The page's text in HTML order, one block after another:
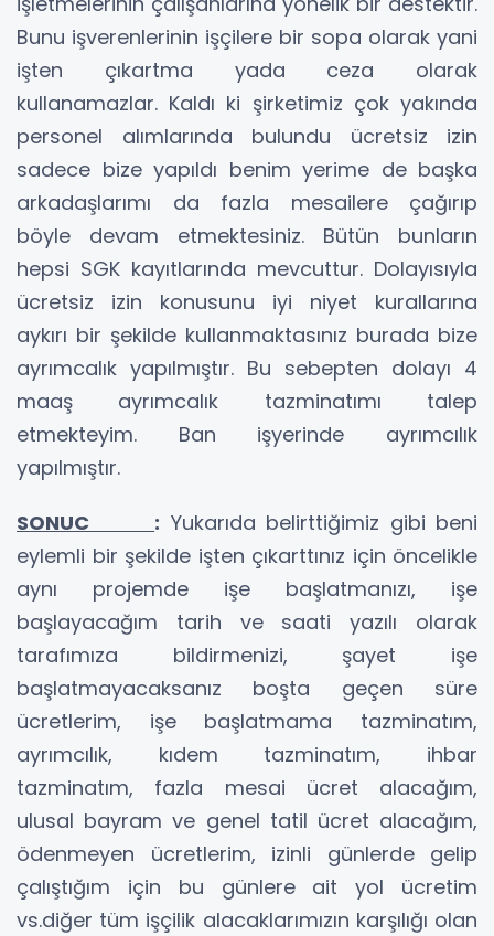
Bunu işverenlerinin işçilere bir sopa olarak yani
işten çıkartma yada ceza olarak
kullanamazlar. Kaldı ki şirketimiz çok yakında
personel alımlarında bulundu ücretsiz izin
sadece bize yapıldı benim yerime de başka
arkadaşlarımı da fazla mesailere çağırıp
böyle devam etmektesiniz. Bütün bunların
hepsi SGK kayıtlarında mevcuttur. Dolayısıyla
ücretsiz izin konusunu iyi niyet kurallarına
aykırı bir şekilde kullanmaktasınız burada bize
ayrımcalık yapılmıştır. Bu sebepten dolayı 4
maaş ayrımcalık tazminatımı talep
etmekteyim. Ban işyerinde ayrımcılık
yapılmıştır.
SONUC : Yukarıda belirttiğimiz gibi beni
eylemli bir şekilde işten çıkarttınız için öncelikle
aynı projemde işe başlatmanızı, işe
başlayacağım tarih ve saati yazılı olarak
tarafımıza bildirmenizi, şayet işe
başlatmayacaksanız boşta geçen süre
ücretlerim, işe başlatmama tazminatım,
ayrımcılık, kıdem tazminatım, ihbar
tazminatım, fazla mesai ücret alacağım,
ulusal bayram ve genel tatil ücret alacağım,
ödenmeyen ücretlerim, izinli günlerde gelip
çalıştığım için bu günlere ait yol ücretim
vs.diğer tüm işçilik alacaklarımızın karşılığı olan